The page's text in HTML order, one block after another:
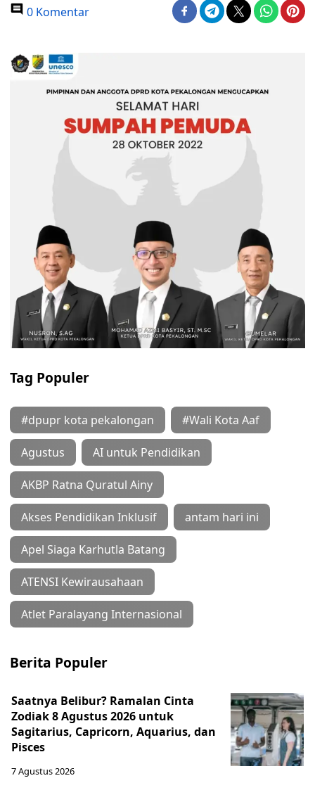
0 Komentar
Tag Populer
#dpupr kota pekalongan #Wali Kota Aaf
Agustus AI untuk Pendidikan
AKBP Ratna Quratul Ainy
Akses Pendidikan Inklusif antam hari ini
Apel Siaga Karhutla Batang
ATENSI Kewirausahaan
Atlet Paralayang Internasional
Berita Populer
Saatnya Belibur? Ramalan Cinta
Zodiak 8 Agustus 2026 untuk
Sagitarius, Capricorn, Aquarius, dan
Pisces
7 Agustus 2026